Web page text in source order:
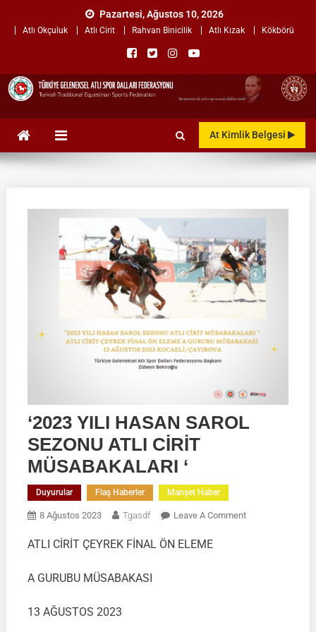
Pazartesi, Ağustos 10, 2026
Atlı Okçuluk Atlı Cirit Rahvan Binicilik Atlı Kızak Kökbörü
TÜRKİYE GELENEKSEL ATLI
SPOR DALLARIAt Kimlik Belgesi
‘2023 YILI HASAN SAROL
SEZONU ATLI CİRİT
MÜSABAKALARI ‘
Duyurular Flaş Haberler Manşet Haber
8 Ağustos 2023 Tgasdf Leave A CommentOn
ATLI CİRİT ÇEYREK FİNAL ÖN ELEME
A GURUBU MÜSABAKASI
13 AĞUSTOS 2023